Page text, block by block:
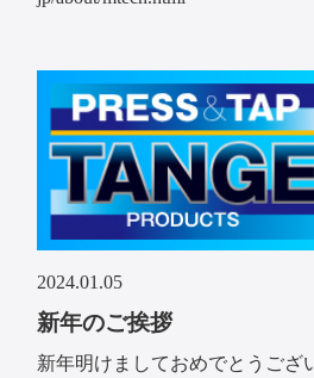
2024.01.05
新年のご挨拶
新年明けましておめでとうござ